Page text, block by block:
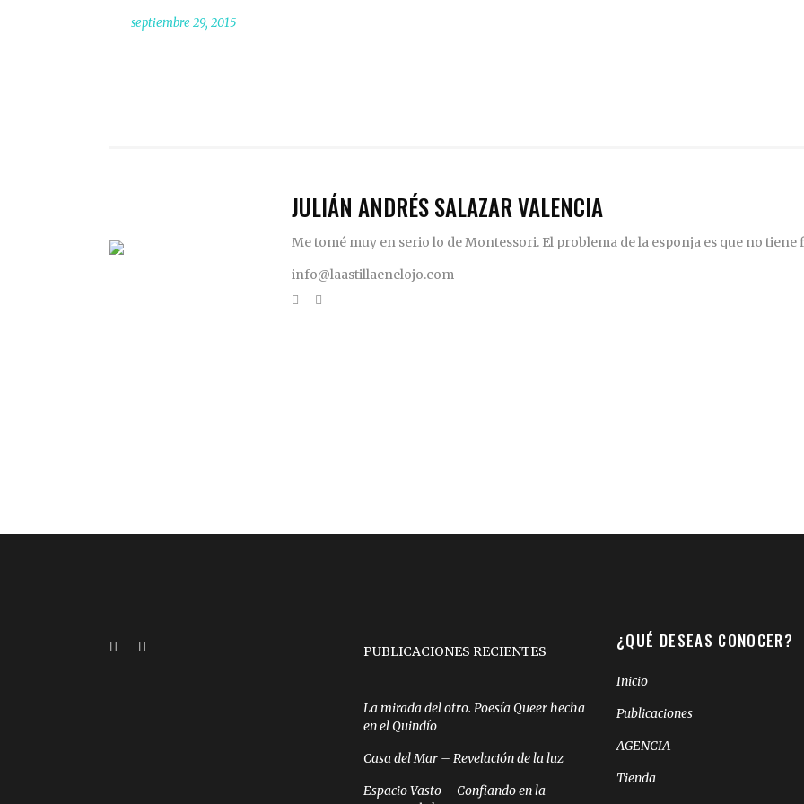
septiembre 29, 2015
JULIÁN ANDRÉS SALAZAR VALENCIA
Me tomé muy en serio lo de Montessori. El problema de la esponja es que no tiene
info@laastillaenelojo.com
PUBLICACIONES RECIENTES
La mirada del otro. Poesía Queer hecha
en el Quindío
Casa del Mar – Revelación de la luz
Espacio Vasto – Confiando en la
¿QUÉ DESEAS CONOCER?
Inicio
Publicaciones
AGENCIA
Tienda